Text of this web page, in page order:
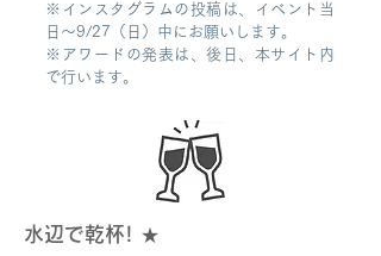
※インスタグラムの投稿は、イベント当
日～9/27（日）中にお願いします。
※アワードの発表は、後日、本サイト内
で行います。
水辺で乾杯! ★